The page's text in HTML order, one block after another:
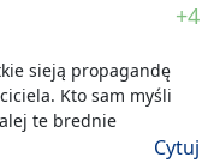
+4
sieją propagandę
Kto sam myśli
te brednie
Cytuj